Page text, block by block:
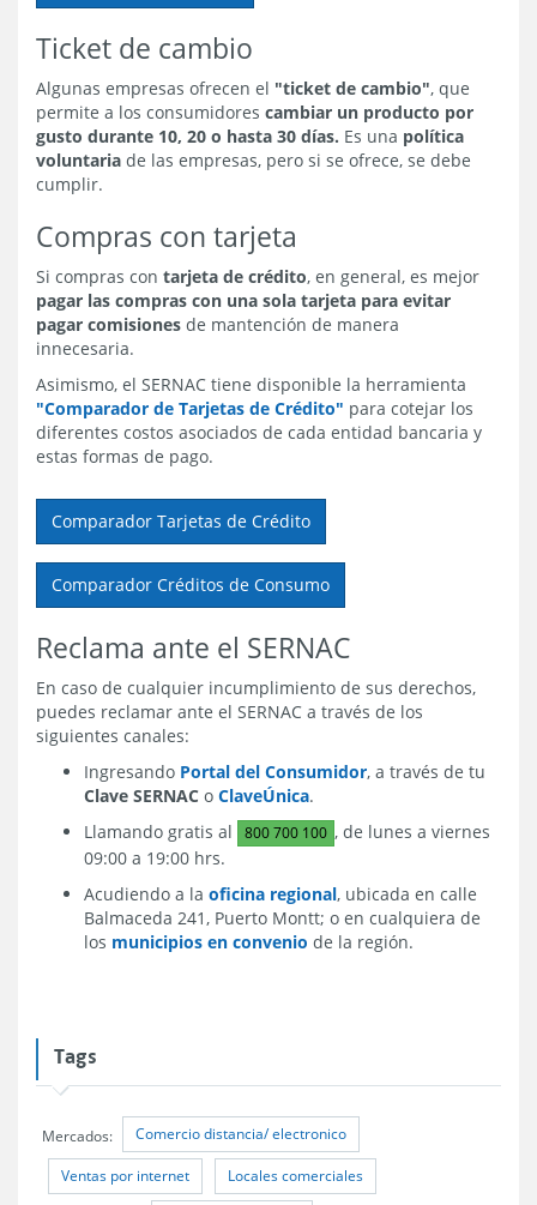
Ticket de cambio
Algunas empresas ofrecen el "ticket de cambio", que
permite a los consumidores cambiar un producto por
gusto durante 10, 20 o hasta 30 días. Es una política
voluntaria de las empresas, pero si se ofrece, se debe
cumplir.
Compras con tarjeta
Si compras con tarjeta de crédito, en general, es mejor
pagar las compras con una sola tarjeta para evitar
pagar comisiones de mantención de manera
innecesaria.
Asimismo, el SERNAC tiene disponible la herramienta
"Comparador de Tarjetas de Crédito" para cotejar los
diferentes costos asociados de cada entidad bancaria y
estas formas de pago.
Comparador Tarjetas de Crédito
Comparador Créditos de Consumo
Reclama ante el SERNAC
En caso de cualquier incumplimiento de sus derechos,
puedes reclamar ante el SERNAC a través de los
siguientes canales:
Ingresando Portal del Consumidor, a través de tu
Clave SERNAC o ClaveÚnica.
Llamando gratis al
800 700 100 , de lunes a viernes
09:00 a 19:00 hrs.
Acudiendo a la oficina regional, ubicada en calle
Balmaceda 241, Puerto Montt; o en cualquiera de
los municipios en convenio de la región.
Tags
Mercados: Comercio distancia/ electronico
Ventas por internet Locales comerciales